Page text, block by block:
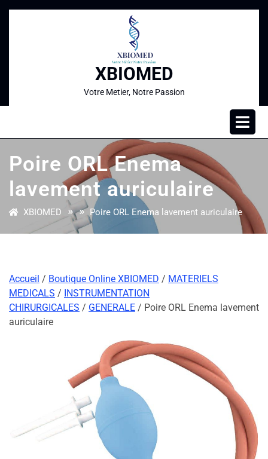
XBIOMED
Votre Metier, Notre Passion
Poire ORL Enema
lavement auriculaire
XBIOMED » » Poire ORL Enema lavement auriculaire
Accueil / Boutique Online XBIOMED / MATERIELS
MEDICALS / INSTRUMENTATION
CHIRURGICALES / GENERALE / Poire ORL Enema lavement
auriculaire